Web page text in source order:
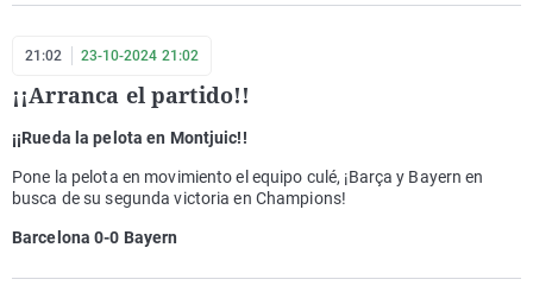
21:02 23-10-2024 21:02
¡¡Arranca el partido!!
¡¡Rueda la pelota en Montjuic!!
Pone la pelota en movimiento el equipo culé, ¡Barça y Bayern en
busca de su segunda victoria en Champions!
Barcelona 0-0 Bayern